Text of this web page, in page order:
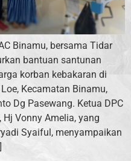
Binamu, bersama Tidar
bantuan santunan
korban kebakaran di
Kecamatan Binamu,
Dg Pasewang. Ketua DPC
Vonny Amelia, yang
Syaiful, menyampaikan